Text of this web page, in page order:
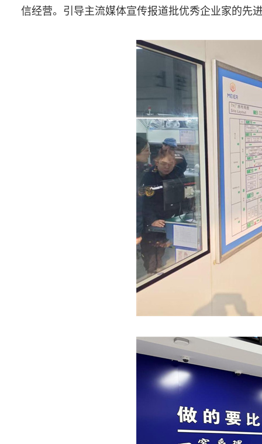
信经营。引导主流媒体宣传报道批优秀企业家的先